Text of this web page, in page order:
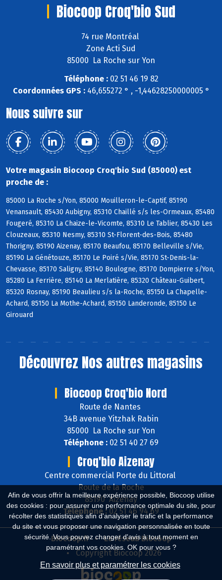
Afin de vous offrir la meilleure expérience possible, Biocoop utilise
des cookies : pour assurer une performance optimale du site, pour
récolter des statistiques afin d'analyser le trafic et la performance
du site et vous proposer une navigation personnalisée en toute
sécurité. Vous pouvez changer d'avis à tout moment en
paramétrant vos cookies. OK pour vous ?
En savoir plus et paramétrer les cookies
Biocoop Croq'bio Sud
74 rue Montréal
Zone Acti Sud
85000 La Roche sur Yon
Téléphone :02 51 46 19 82
Coordonnées GPS :46,655272 ° , -1,44628250000005 °
Nous suivre sur
Votre magasin Biocoop Croq'bio Sud (85000) est
proche de :
85000 La Roche s/Yon, 85000 Mouilleron-le-Captif, 85190
Venansault, 85430 Aubigny, 85310 Chaillé s/s les-Ormeaux, 85480
Fougeré, 85310 La Chaize-le-Vicomte, 85310 Le Tablier, 85430 Les
Clouzeaux, 85310 Nesmy, 85310 St-Florent-des-Bois, 85480
Thorigny, 85190 Aizenay, 85170 Beaufou, 85170 Belleville s/Vie,
85190 La Génétouze, 85170 Le Poiré s/Vie, 85170 St-Denis-la-
Chevasse, 85170 Saligny, 85140 Boulogne, 85170 Dompierre s/Yon,
85280 La Ferrière, 85140 La Merlatière, 85320 Château-Guibert,
85320 Rosnay, 85190 Beaulieu s/s la-Roche, 85150 La Chapelle-
Achard, 85150 La Mothe-Achard, 85150 Landeronde, 85150 Le
Girouard
Découvrez Nos autres magasins
Biocoop Croq'bio Nord
Route de Nantes
34B avenue Yitzhak Rabin
85000 La Roche sur Yon
Téléphone : 02 51 40 27 69
Croq'bio Aizenay
Centre commercial Porte du Littoral
Route de la Roche
85190 Aizenay
Téléphone :02 51 46 94 69
Biocoop.fr
Le réseau Biocoop
Copyright Biocoop 2026